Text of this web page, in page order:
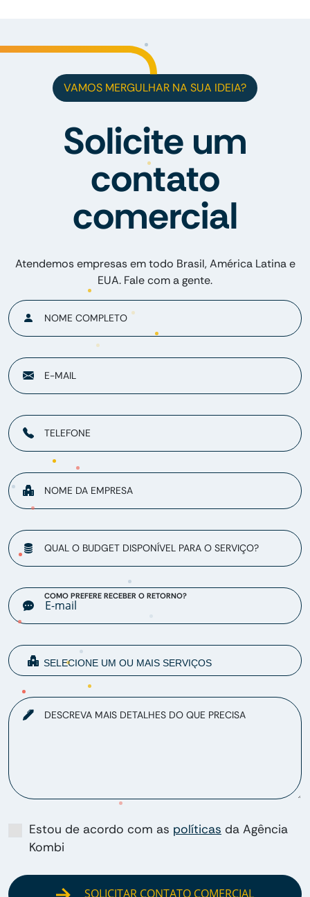
VAMOS MERGULHAR NA SUA IDEIA?
Solicite um
contato
comercial
Atendemos empresas em todo Brasil, América Latina e
EUA. Fale com a gente.
NOME COMPLETO
E-MAIL
TELEFONE
NOME DA EMPRESA
QUAL O BUDGET DISPONÍVEL PARA O SERVIÇO?
COMO PREFERE RECEBER O RETORNO?
DESCREVA MAIS DETALHES DO QUE PRECISA
Estou de acordo com as políticas da Agência
Kombi
SOLICITAR CONTATO COMERCIAL